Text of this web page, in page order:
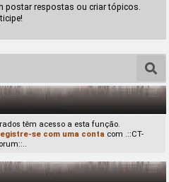
postar respostas ou criar tópicos.
têm acesso a esta função.
se com uma conta com .::CT-